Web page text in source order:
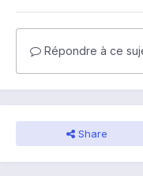
Répondre à ce
Share